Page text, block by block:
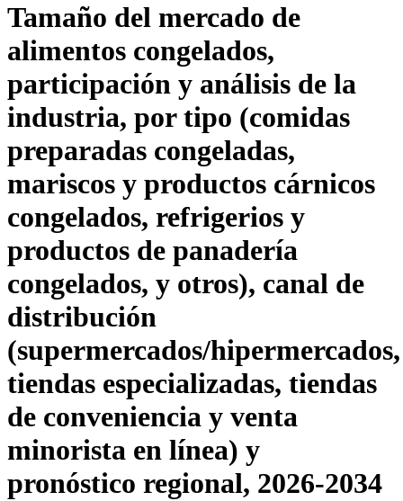
Tamaño del mercado de
alimentos congelados,
participación y análisis de la
industria, por tipo (comidas
preparadas congeladas,
mariscos y productos cárnicos
congelados, refrigerios y
productos de panadería
congelados, y otros), canal de
distribución
(supermercados/hipermercados,
tiendas especializadas, tiendas
de conveniencia y venta
minorista en línea) y
pronóstico regional, 2026-2034